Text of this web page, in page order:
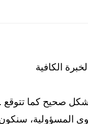
الكافية
صحيح كما تتوقع .
سنكون